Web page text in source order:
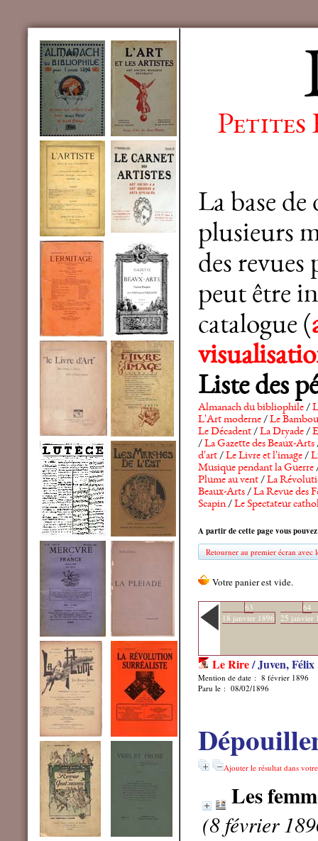
Petites
La base
plusieurs
des revues
peut être
catalogue (
Liste des
Almanach du bibliophile/
L'Art moderne/Le Bambou
Le Décadent/La Dryade/
/La Gazette des Beaux-Arts
d'art/Le Livre et l'image/
Musique pendant la Guerre
Plume au vent/La
Beaux-Arts/La Revue des
Scapin/Le Spectateur
A partir de cette page vous
Retourner au premier écran avec
63
18 janvier 1896
64
25 janvier
Le Rire/ Juven,
Mention de date : 8 février 1896
Paru le : 08/02/1896
Ajouter le résultat dans
Les
(8 février